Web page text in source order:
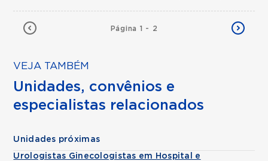
Página 1 - 2
VEJA TAMBÉM
Unidades, convênios e
especialistas relacionados
Unidades próximas
Urologistas Ginecologistas em Hospital e